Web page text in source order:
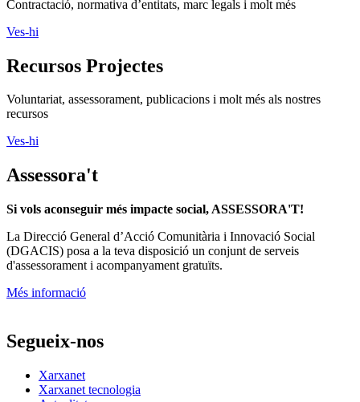
Contractació, normativa d’entitats, marc legals i molt més
Ves-hi
Recursos Projectes
Voluntariat, assessorament, publicacions i molt més als nostres
recursos
Ves-hi
Assessora't
Si vols aconseguir més impacte social, ASSESSORA'T!
La Direcció General d’Acció Comunitària i Innovació Social
(DGACIS) posa a la teva disposició un conjunt de serveis
d'assessorament i acompanyament gratuïts.
Més informació
Segueix-nos
Xarxanet
Xarxanet tecnologia